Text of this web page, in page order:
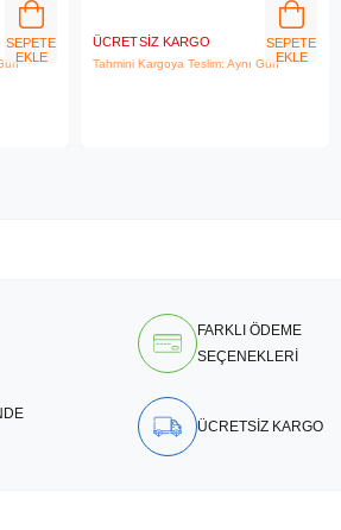
SEPETE
EKLE
ÜCRETSIZ KARGO
Tahmini Kargoya Teslim: Aynı Gün
SEPETE
EKLE
FARKLI ÖDEME
SEÇENEKLERİ
ÜCRETSİZ KARGO